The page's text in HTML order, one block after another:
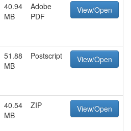
40.94
MB
Adobe
PDF
View/Open
51.88
MB
Postscript View/Open
40.54
MB
ZIP View/Open